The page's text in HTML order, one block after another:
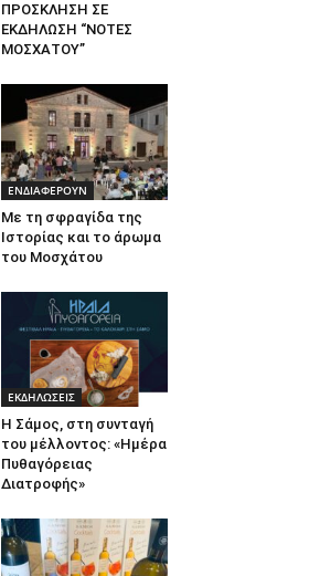
ΠΡΟΣΚΛΗΣΗ ΣΕ
ΕΚΔΗΛΩΣΗ “ΝΟΤΕΣ
ΜΟΣΧΑΤΟΥ”
ΕΝΔΙΑΦΕΡΟΥΝ
Με τη σφραγίδα της
Ιστορίας και το άρωμα
του Μοσχάτου
ΕΚΔΗΛΩΣΕΙΣ
Η Σάμος, στη συνταγή
του μέλλοντος: «Ημέρα
Πυθαγόρειας
Διατροφής»